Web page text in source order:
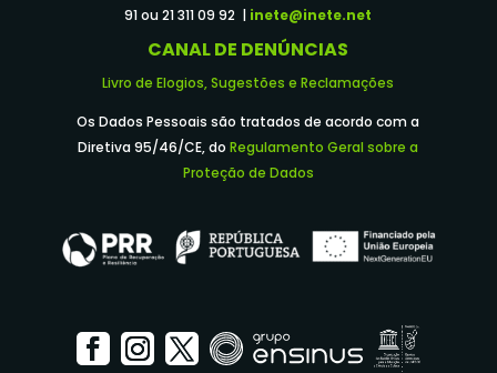
91 ou 21 311 09 92 | inete@inete.net
CANAL DE DENÚNCIAS
Livro de Elogios, Sugestões e Reclamações
Os Dados Pessoais são tratados de acordo com a
Diretiva 95/46/CE, doRegulamento Geral sobre a
Proteção de Dados